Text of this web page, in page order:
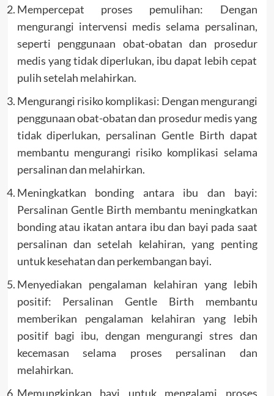
Mempercepat proses pemulihan: Dengan
mengurangi intervensi medis selama persalinan,
seperti penggunaan obat-obatan dan prosedur
medis yang tidak diperlukan, ibu dapat lebih cepat
pulih setelah melahirkan.
Mengurangi risiko komplikasi: Dengan mengurangi
penggunaan obat-obatan dan prosedur medis yang
tidak diperlukan, persalinan Gentle Birth dapat
membantu mengurangi risiko komplikasi selama
persalinan dan melahirkan.
Meningkatkan bonding antara ibu dan bayi:
Persalinan Gentle Birth membantu meningkatkan
bonding atau ikatan antara ibu dan bayi pada saat
persalinan dan setelah kelahiran, yang penting
untuk kesehatan dan perkembangan bayi.
Menyediakan pengalaman kelahiran yang lebih
positif: Persalinan Gentle Birth membantu
memberikan pengalaman kelahiran yang lebih
positif bagi ibu, dengan mengurangi stres dan
kecemasan selama proses persalinan dan
melahirkan.
Memungkinkan bayi untuk mengalami proses